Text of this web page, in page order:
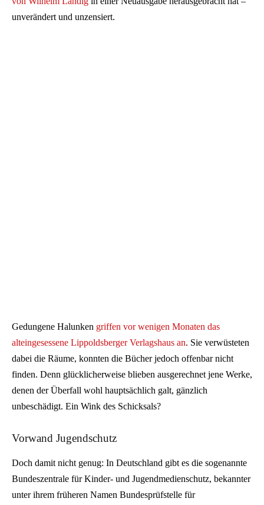
unverändert und unzensiert.
Gedungene Halunken griffen vor wenigen Monaten das
alteingesessene Lippoldsberger Verlagshaus an. Sie verwüsteten
dabei die Räume, konnten die Bücher jedoch offenbar nicht
finden. Denn glücklicherweise blieben ausgerechnet jene Werke,
denen der Überfall wohl hauptsächlich galt, gänzlich
unbeschädigt. Ein Wink des Schicksals?
Vorwand Jugendschutz
Doch damit nicht genug: In Deutschland gibt es die sogenannte
Bundeszentrale für Kinder- und Jugendmedienschutz, bekannter
unter ihrem früheren Namen Bundesprüfstelle für